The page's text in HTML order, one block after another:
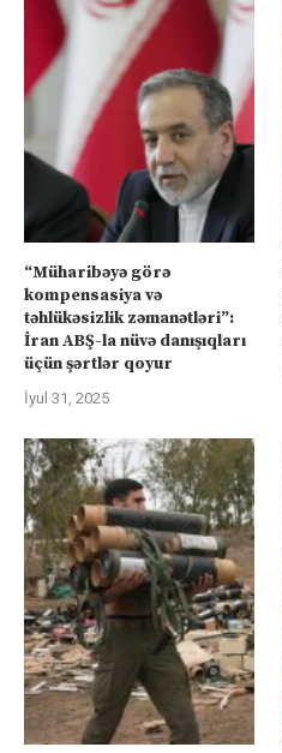
“Müharibəyə görə
kompensasiya və
təhlükəsizlik zəmanətləri”:
İran ABŞ-la nüvə danışıqları
üçün şərtlər qoyur
İyul 31, 2025